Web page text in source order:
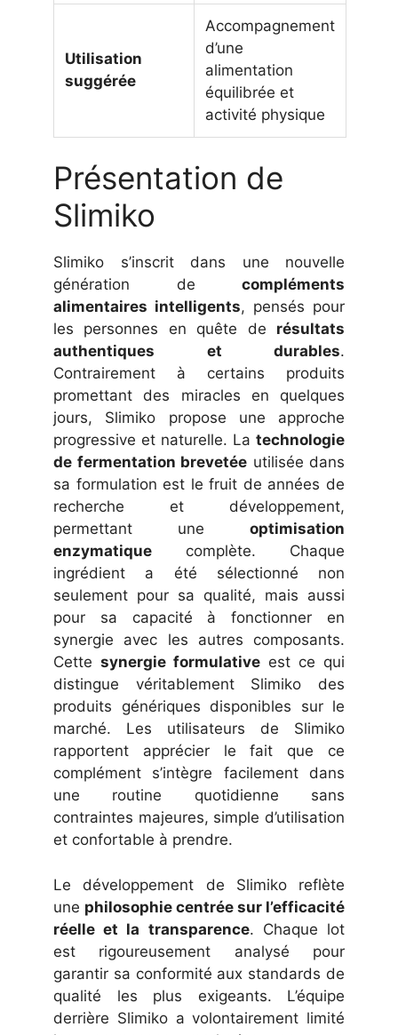
Utilisation
suggérée
Accompagnement
d’une
alimentation
équilibrée et
activité physique
Présentation de
Slimiko
Slimiko s’inscrit dans une nouvelle
génération de compléments
alimentaires intelligents, pensés pour
les personnes en quête de résultats
authentiques et durables.
Contrairement à certains produits
promettant des miracles en quelques
jours, Slimiko propose une approche
progressive et naturelle. La technologie
de fermentation brevetée utilisée dans
sa formulation est le fruit de années de
recherche et développement,
permettant une optimisation
enzymatique complète. Chaque
ingrédient a été sélectionné non
seulement pour sa qualité, mais aussi
pour sa capacité à fonctionner en
synergie avec les autres composants.
Cette synergie formulative est ce qui
distingue véritablement Slimiko des
produits génériques disponibles sur le
marché. Les utilisateurs de Slimiko
rapportent apprécier le fait que ce
complément s’intègre facilement dans
une routine quotidienne sans
contraintes majeures, simple d’utilisation
et confortable à prendre.
Le développement de Slimiko reflète
une philosophie centrée sur l’efficacité
réelle et la transparence. Chaque lot
est rigoureusement analysé pour
garantir sa conformité aux standards de
qualité les plus exigeants. L’équipe
derrière Slimiko a volontairement limité